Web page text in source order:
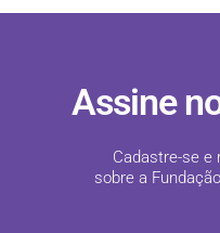
Assine
Cadastre-se e
sobre a